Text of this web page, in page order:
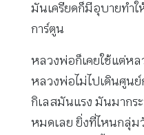
มันเครียดก็มีอุบายทำ
การ์ตูน
หลวงพ่อก็เคยใช้แต่ห
หลวงพ่อไม่ไปเดินศูนย์
กิเลสมันแรง มันมากร
หมดเลย ยิ่งที่ไหนกลุ่ม